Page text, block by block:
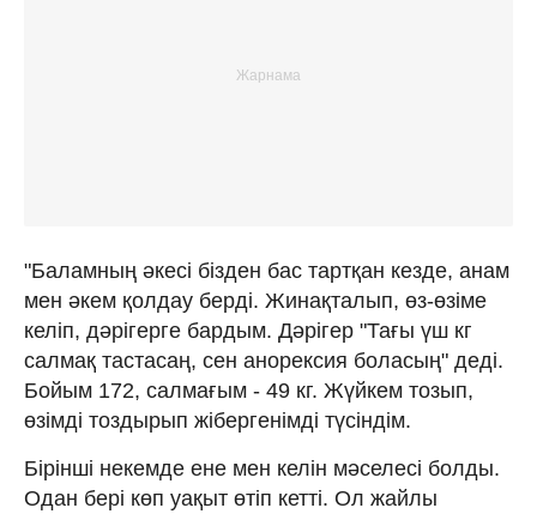
"Баламның әкесі бізден бас тартқан кезде, анам
мен әкем қолдау берді. Жинақталып, өз-өзіме
келіп, дәрігерге бардым. Дәрігер "Тағы үш кг
салмақ тастасаң, сен анорексия боласың" деді.
Бойым 172, салмағым - 49 кг. Жүйкем тозып,
өзімді тоздырып жібергенімді түсіндім.
Бірінші некемде ене мен келін мәселесі болды.
Одан бері көп уақыт өтіп кетті. Ол жайлы